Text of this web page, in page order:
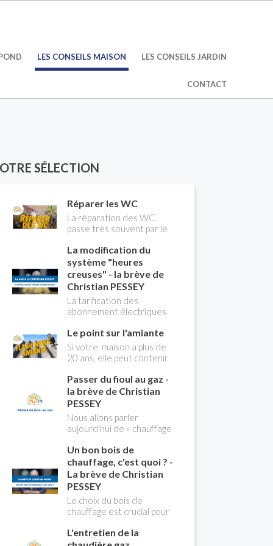
LES CONSEILS MAISON LES CONSEILS JARDIN
CONTACT
SÉLECTION
Réparer les WC
La réparation des WC
passe très souvent par le
flotteur. Tuto pour tout
vous expliquer
La modification du
système "heures
creuses" - la brève de
Christian PESSEY
La tarification des
abonnement électriques
longtemps deux
possibilités : heures
pleines, heures creuses.
Aujourd'hui Christian
PESSEY vous explique tout
ce qu'il faut savoir sur la
nouvelle modification du
système "heures creuses"
qui concerne près de 15
millions de Français !
Le point sur l'amiante
Si votre maison a plus de
20 ans, elle peut contenir
contenant de l'amiante) !
Pas de panique, on fait le
point dans notre flash
news n°3 spéciale
Amiante et ses dangers
avec Christian Pessey
Passer du fioul au gaz -
la brève de Christian
PESSEY
Nous allons parler
aujourd’hui de « chauffage
du changement d’énergie.
Nous allons aborder
l’abandon du fioul au profit
du gaz.
Un bon bois de
chauffage, c'est quoi ? -
La brève de Christian
PESSEY
Le choix du bois de
chauffage est crucial pour
rendement énergétique
L'entretien de la